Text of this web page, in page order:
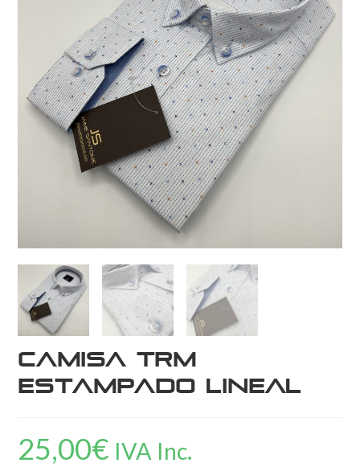
Camisa TRM
estampado lineal
25,00€ IVA Inc.